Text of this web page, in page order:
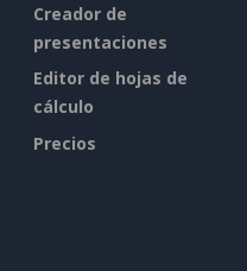
Creador de
presentaciones
Editor de hojas de
cálculo
Precios